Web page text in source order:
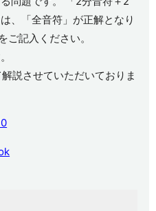
、「全音符」が正解となり
ご記入ください。
説させていただいておりま